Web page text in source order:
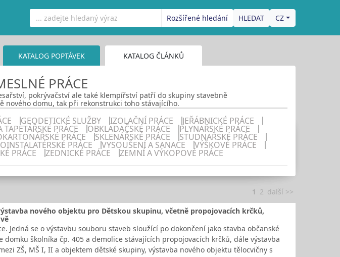
Rozšířené hledání CZ
KATALOG POPTÁVEK KATALOG ČLÁNKŮ
PRÁCE
pokrývačství ale také klempířství patří do skupiny stavebně
nového domu, tak při rekonstrukci toho stávajícího.
GEODETICKÉ SLUŽBY IZOLAČNÍ PRÁCE JEŘÁBNICKÉ PRÁCE
PRÁCE OBKLADAČSKÉ PRÁCE PLYNAŘSKÉ PRÁCE
PRÁCE SKLENÁŘSKÉ PRÁCE STUDNAŘSKÉ PRÁCE
PRÁCE VYSOUŠENÍ A SANACE VÝŠKOVÉ PRÁCE
PRÁCE ZEDNICKÉ PRÁCE ZEMNÍ A VÝKOPOVÉ PRÁCE
1 2 další >>
nového objektu pro Dětskou skupinu, včetně propojovacích krčků,
Jedná se o výstavbu souboru staveb sloužící po dokončení jako stavba občanské
školníka čp. 405 a demolice stávajících propojovacích krčků, dále výstavba
ZŠ, MŠ I, II a objektem dětské skupiny, výstavba nového objektu tělocvičny s